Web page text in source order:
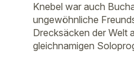
Knebel war auch
ungewöhnliche
Drecksäcken der Welt
gleichnamigen